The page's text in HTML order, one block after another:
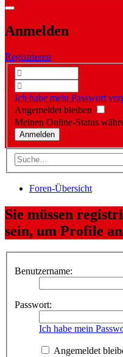
Anmelden
Registrieren
Ich habe mein Passwort
Angemeldet bleiben
Meinen Online-Status
Foren-Übersicht
Sie müssen
sein, um Profile
Benutzername:
Passwort:
Ich habe mein
Angemeldet